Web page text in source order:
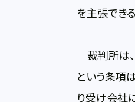
を主張でき
裁判所は
という条項
り受け会社